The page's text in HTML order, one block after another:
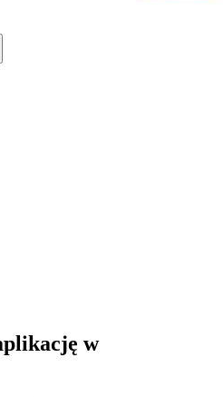
w